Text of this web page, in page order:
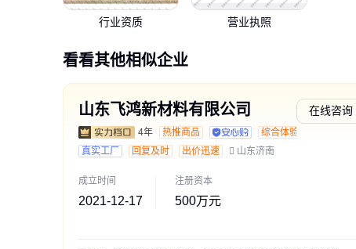
行业资质 营业执照
看看其他相似企业
山东飞鸿新材料有限公司
4年 热推商品 综合体验
在线咨询
真实工厂 回复及时 出价迅速 山东济南
成立时间
2021-12-17
注册资本
500万元